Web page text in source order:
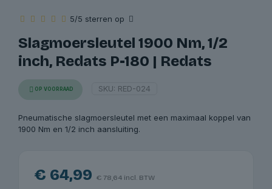
5/5 sterren op
Slagmoersleutel 1900 Nm, 1/2
inch, Redats P-180 | Redats
OP VOORRAAD SKU: RED-024
Pneumatische slagmoersleutel met een maximaal koppel van
1900 Nm en 1/2 inch aansluiting.
€ 64,99 € 78,64 incl. BTW